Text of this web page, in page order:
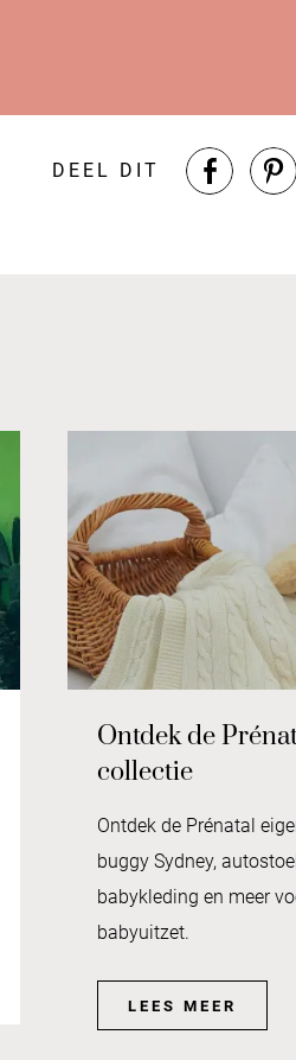
DEEL DIT
Ontdek de
collectie
Ontdek de Prénatal
buggy Sydney,
babykleding en meer
babyuitzet.
LEES MEER